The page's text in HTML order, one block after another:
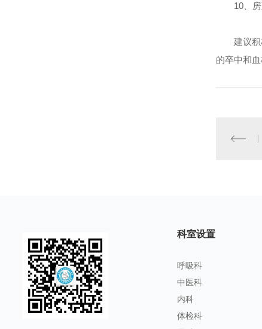
10、
建议
的卒中和
科室设置
呼吸科
中医科
内科
体检科